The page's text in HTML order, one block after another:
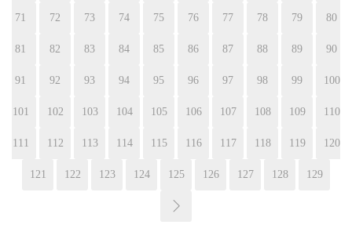
71 72 73 74 75 76 77 78 79 80
81 82 83 84 85 86 87 88 89 90
91 92 93 94 95 96 97 98 99 100
101 102 103 104 105 106 107 108 109 110
111 112 113 114 115 116 117 118 119 120
121 122 123 124 125 126 127 128 129